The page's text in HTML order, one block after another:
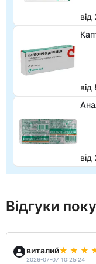
Відгуки
виталий
2026-07-07 10:25:24